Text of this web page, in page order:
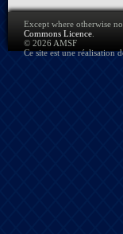
Except where otherwise
Commons Licence
© 2026 AMSF
Ce site est une réalisation